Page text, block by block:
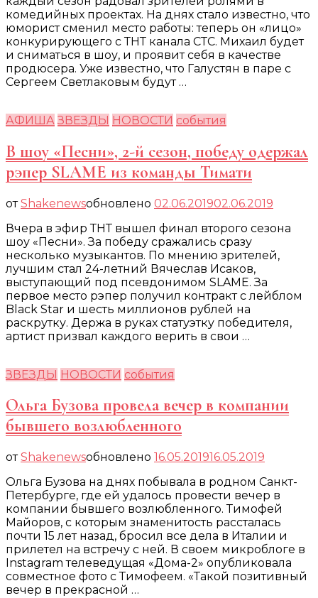
комедийных проектах. На днях стало известно, что
юморист сменил место работы: теперь он «лицо»
конкурирующего с ТНТ канала СТС. Михаил будет
и сниматься в шоу, и проявит себя в качестве
продюсера. Уже известно, что Галустян в паре с
Сергеем Светлаковым будут …
АФИША ЗВЕЗДЫ НОВОСТИ события
В шоу «Песни», 2-й сезон, победу одержал
рэпер SLAME из команды Тимати
отShakenewsобновлено 02.06.201902.06.2019
Вчера в эфир ТНТ вышел финал второго сезона
шоу «Песни». За победу сражались сразу
несколько музыкантов. По мнению зрителей,
лучшим стал 24-летний Вячеслав Исаков,
выступающий под псевдонимом SLAME. За
первое место рэпер получил контракт с лейблом
Black Star и шесть миллионов рублей на
раскрутку. Держа в руках статуэтку победителя,
артист призвал каждого верить в свои …
ЗВЕЗДЫ НОВОСТИ события
Ольга Бузова провела вечер в компании
бывшего возлюбленного
отShakenewsобновлено 16.05.201916.05.2019
Ольга Бузова на днях побывала в родном Санкт-
Петербурге, где ей удалось провести вечер в
компании бывшего возлюбленного. Тимофей
Майоров, с которым знаменитость рассталась
почти 15 лет назад, бросил все дела в Италии и
прилетел на встречу с ней. В своем микроблоге в
Instagram телеведущая «Дома-2» опубликовала
совместное фото с Тимофеем. «Такой позитивный
вечер в прекрасной …